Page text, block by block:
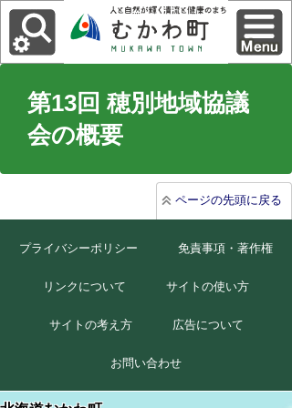
第13回 穂別地域協議
会の概要
ページの先頭に戻る
プライバシーポリシー 免責事項・著作権
リンクについて サイトの使い方
サイトの考え方 広告について
お問い合わせ